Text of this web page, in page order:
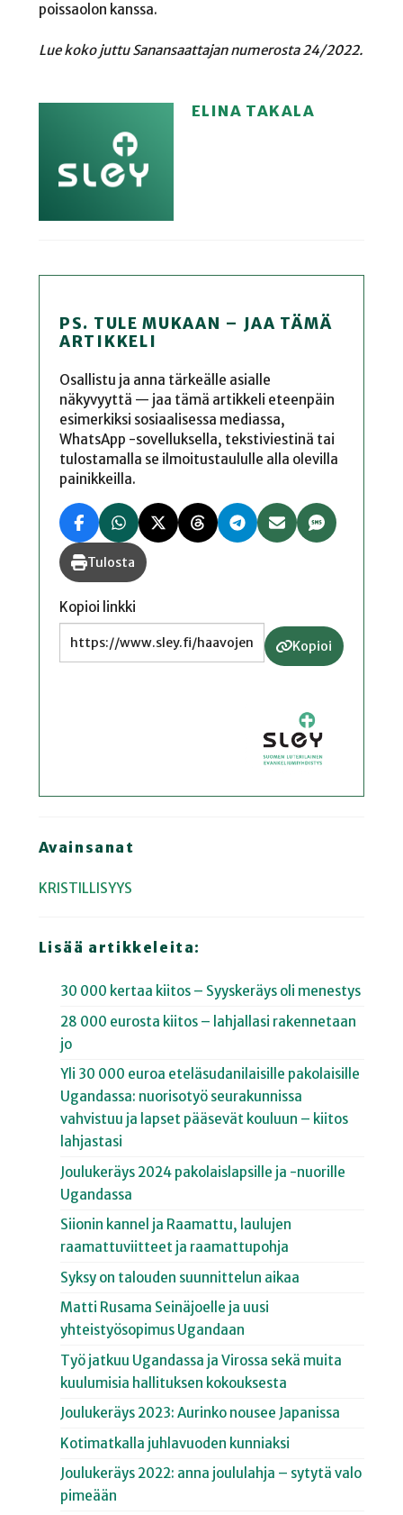
poissaolon kanssa.
Lue koko juttu Sanansaattajan numerosta 24/2022.
ELINA TAKALA
PS. TULE MUKAAN – JAA TÄMÄ
ARTIKKELI
Osallistu ja anna tärkeälle asialle
näkyvyyttä — jaa tämä artikkeli eteenpäin
esimerkiksi sosiaalisessa mediassa,
WhatsApp -sovelluksella, tekstiviestinä tai
tulostamalla se ilmoitustaululle alla olevilla
painikkeilla.
Tulosta
Kopioi linkki
Kopioi
Avainsanat
KRISTILLISYYS
Lisää artikkeleita:
30 000 kertaa kiitos – Syyskeräys oli menestys
28 000 eurosta kiitos – lahjallasi rakennetaan
jo
Yli 30 000 euroa eteläsudanilaisille pakolaisille
Ugandassa: nuorisotyö seurakunnissa
vahvistuu ja lapset pääsevät kouluun – kiitos
lahjastasi
Joulukeräys 2024 pakolaislapsille ja -nuorille
Ugandassa
Siionin kannel ja Raamattu, laulujen
raamattuviitteet ja raamattupohja
Syksy on talouden suunnittelun aikaa
Matti Rusama Seinäjoelle ja uusi
yhteistyösopimus Ugandaan
Työ jatkuu Ugandassa ja Virossa sekä muita
kuulumisia hallituksen kokouksesta
Joulukeräys 2023: Aurinko nousee Japanissa
Kotimatkalla juhlavuoden kunniaksi
Joulukeräys 2022: anna joululahja – sytytä valo
pimeään